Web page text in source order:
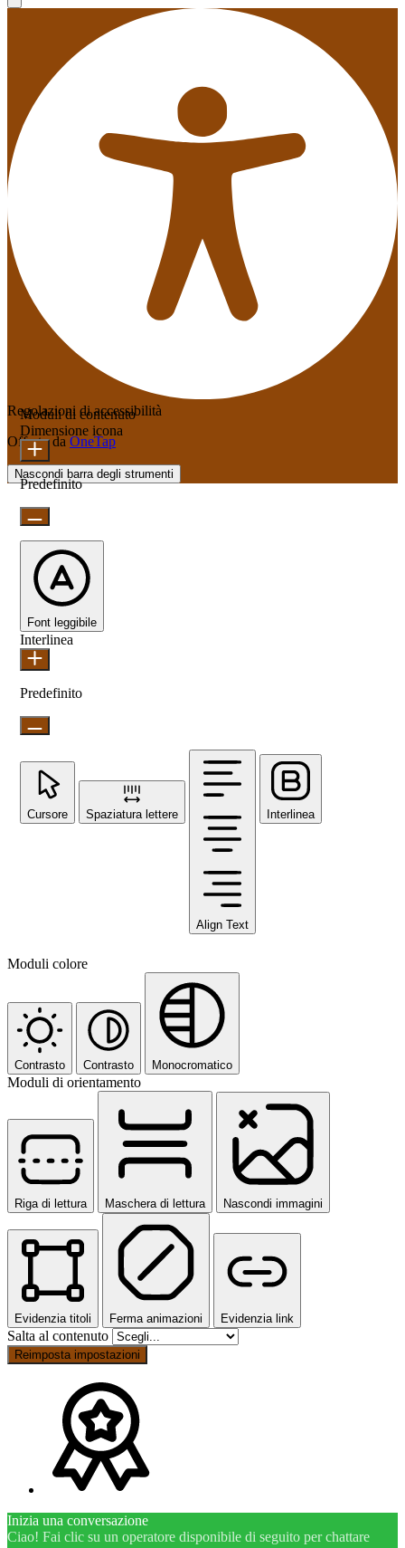
Regolazioni di accessibilità
Offerto da OneTap
Nascondi barra degli strumenti
Moduli di contenuto
Dimensione icona
Predefinito
Font leggibile
Interlinea
Predefinito
Cursore Spaziatura lettere
Align Text
Interlinea
Moduli colore
Contrasto Contrasto Monocromatico
Moduli di orientamento
Riga di lettura Maschera di lettura Nascondi immagini
Evidenzia titoli Ferma animazioni Evidenzia link
Salta al contenuto
Reimposta impostazioni
Inizia una conversazione
Ciao! Fai clic su un operatore disponibile di seguito per chattare